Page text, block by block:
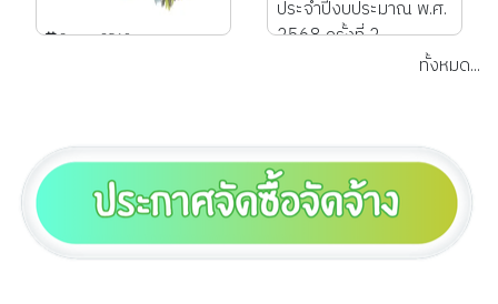
3 เม.ย. 2569
ถิ่น...
ประจำปีงบประมาณ พ.ศ.
2568 ครั้งที่ 2...
ทั้งหมด...